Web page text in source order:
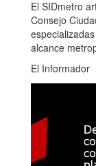
El SIDmetro
Consejo
alcance
El Informador